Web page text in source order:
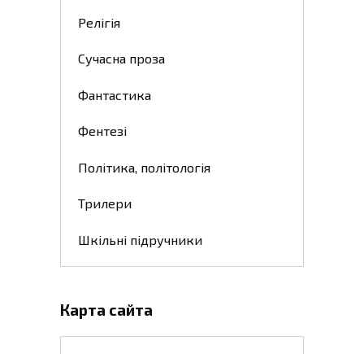
Релігія
Сучасна проза
Фантастика
Фентезі
Політика, політологія
Трилери
Шкільні підручники
Карта сайта